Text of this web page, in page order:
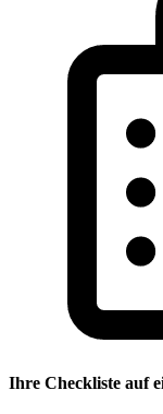
Ihre Checkliste auf